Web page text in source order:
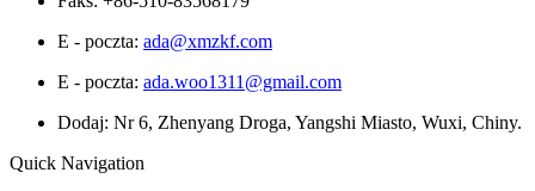
E - poczta: ada@xmzkf.com
E - poczta: ada.woo1311@gmail.com
Dodaj: Nr 6, Zhenyang Droga, Yangshi Miasto, Wuxi, Chiny.
Quick Navigation